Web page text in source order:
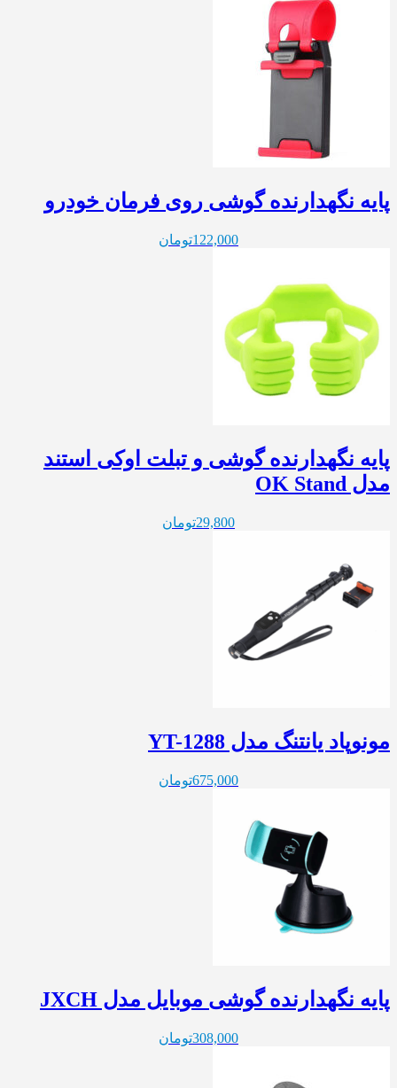
پایه نگهدارنده گوشی روی فرمان خودرو
122,000تومان
پایه نگهدارنده گوشی و تبلت اوکی استند
مدل OK Stand
29,800تومان
مونوپاد یانتنگ مدل YT-1288
675,000تومان
پایه نگهدارنده گوشی موبایل مدل JXCH
308,000تومان